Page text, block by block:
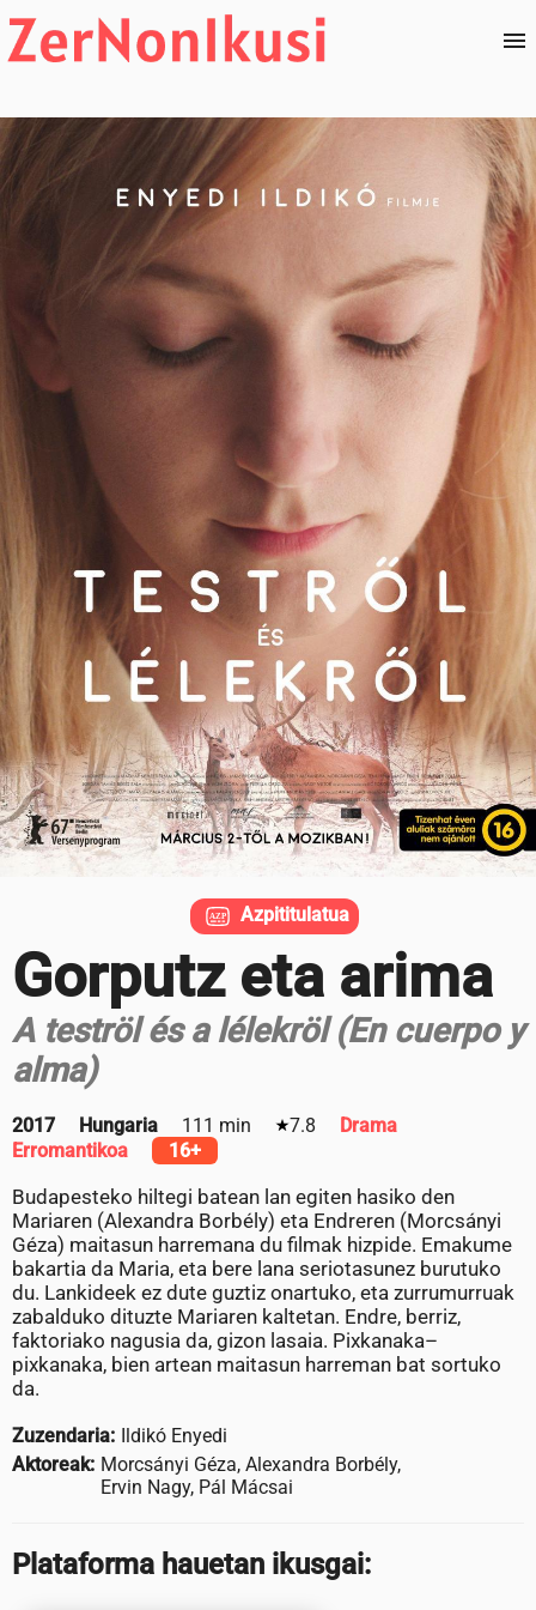
Gorputz eta arima
A teströl és a lélekröl (En cuerpo y
alma)
2017 Hungaria 111 min 7.8
Drama
Erromantikoa
16+
Budapesteko hiltegi batean lan egiten hasiko den
Mariaren (Alexandra Borbély) eta Endreren (Morcsányi
Géza) maitasun harremana du filmak hizpide. Emakume
bakartia da Maria, eta bere lana seriotasunez burutuko
du. Lankideek ez dute guztiz onartuko, eta zurrumurruak
zabalduko dituzte Mariaren kaltetan. Endre, berriz,
faktoriako nagusia da, gizon lasaia. Pixkanaka–
pixkanaka, bien artean maitasun harreman bat sortuko
da.
Zuzendaria: Ildikó Enyedi
Aktoreak: Morcsányi Géza, Alexandra Borbély,
Ervin Nagy, Pál Mácsai
Plataforma hauetan ikusgai:
Azpititulatua